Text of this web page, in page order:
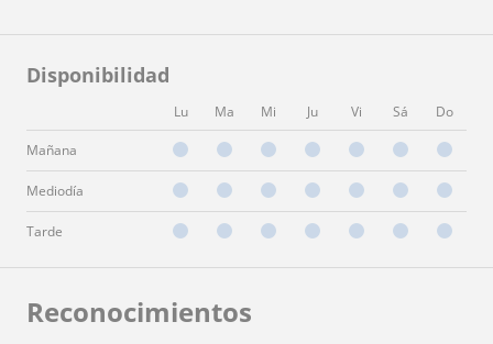
Disponibilidad
Lu Ma Mi Ju Vi Sá Do
Mañana
Mediodía
Tarde
Reconocimientos